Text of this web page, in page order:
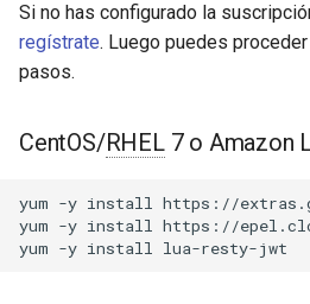
z
d
b
accept-language
ajp
Métodos
ejemplo de table_of_jwt
verify
Servidor Web Tengine -
Instalar en RHEL, CentOS y
Rocky Linux
Módulos de NGINX para el
Panel de Control de Plesk -
Módulos de NGINX de cPanel
Si no has configurado la
regístrate. Luego puedes
pasos.
CentOS/RHEL7 o Amazon
yum -y install
https://
yum -y install
https://
yum -y install